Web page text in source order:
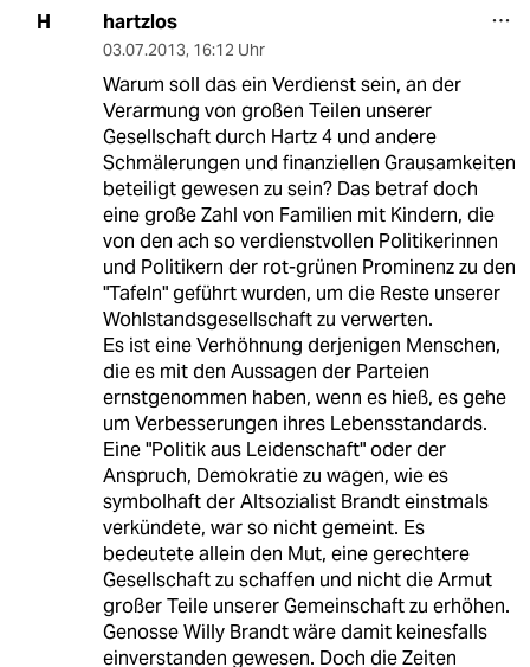
H hartzlos
03.07.2013, 16:12 Uhr
Warum soll das ein Verdienst sein, an der
Verarmung von großen Teilen unserer
Gesellschaft durch Hartz 4 und andere
Schmälerungen und finanziellen Grausamkeiten
beteiligt gewesen zu sein? Das betraf doch
eine große Zahl von Familien mit Kindern, die
von den ach so verdienstvollen Politikerinnen
und Politikern der rot-grünen Prominenz zu den
"Tafeln" geführt wurden, um die Reste unserer
Wohlstandsgesellschaft zu verwerten.
Es ist eine Verhöhnung derjenigen Menschen,
die es mit den Aussagen der Parteien
ernstgenommen haben, wenn es hieß, es gehe
um Verbesserungen ihres Lebensstandards.
Eine "Politik aus Leidenschaft" oder der
Anspruch, Demokratie zu wagen, wie es
symbolhaft der Altsozialist Brandt einstmals
verkündete, war so nicht gemeint. Es
bedeutete allein den Mut, eine gerechtere
Gesellschaft zu schaffen und nicht die Armut
großer Teile unserer Gemeinschaft zu erhöhen.
Genosse Willy Brandt wäre damit keinesfalls
einverstanden gewesen. Doch die Zeiten